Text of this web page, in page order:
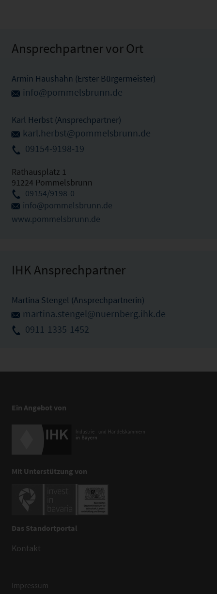
Ansprechpartner vor Ort
Armin Haushahn (Erster Bürgermeister)
info@pommelsbrunn.de
Karl Herbst (Ansprechpartner)
karl.herbst@pommelsbrunn.de
09154-9198-19
Rathausplatz 1
91224 Pommelsbrunn
09154/9198-0
info@pommelsbrunn.de
www.pommelsbrunn.de
IHK Ansprechpartner
Martina Stengel (Ansprechpartnerin)
martina.stengel@nuernberg.ihk.de
0911-1335-1452
Ein Angebot von
Mit Unterstützung von
Das Standortportal
Kontakt
Impressum